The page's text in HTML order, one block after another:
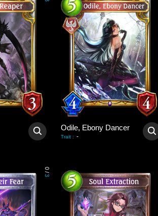
Odile, Ebony Dancer
Trait : -
0
/
3